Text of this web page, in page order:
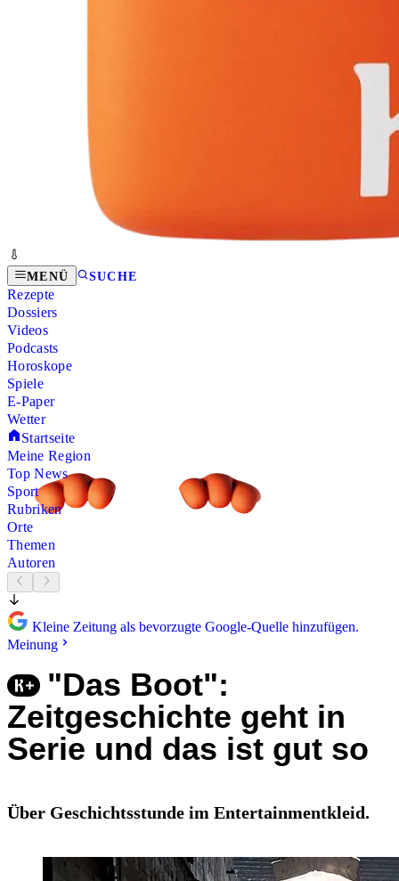
MENÜ SUCHE
Rezepte
Dossiers
Videos
Podcasts
Horoskope
Spiele
E-Paper
Wetter
Startseite
Meine Region
Top News
Sport
Rubriken
Orte
Themen
Autoren
Kleine Zeitung als bevorzugte Google-Quelle hinzufügen.
Meinung
"Das Boot":
Zeitgeschichte geht in
Serie und das ist gut so
Über Geschichtsstunde im Entertainmentkleid.